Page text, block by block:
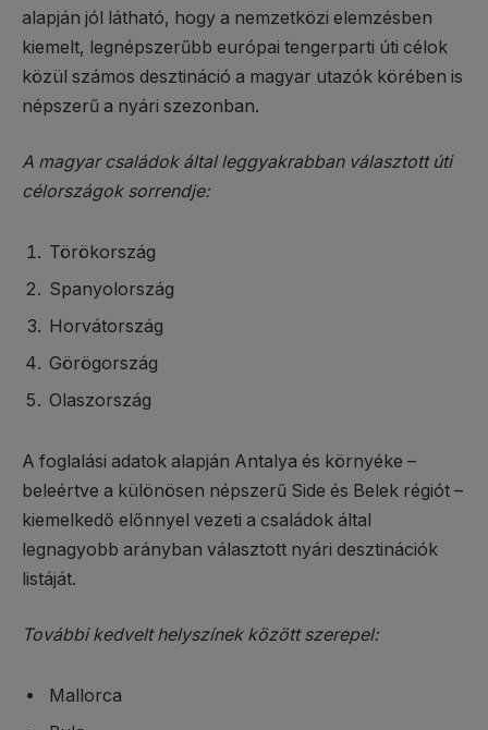
alapján jól látható, hogy a nemzetközi elemzésben
kiemelt, legnépszerűbb európai tengerparti úti célok
közül számos desztináció a magyar utazók körében is
népszerű a nyári szezonban.
A magyar családok által leggyakrabban választott úti
célországok sorrendje:
Törökország
Spanyolország
Horvátország
Görögország
Olaszország
A foglalási adatok alapján Antalya és környéke –
beleértve a különösen népszerű Side és Belek régiót –
kiemelkedő előnnyel vezeti a családok által
legnagyobb arányban választott nyári desztinációk
listáját.
További kedvelt helyszínek között szerepel:
Mallorca